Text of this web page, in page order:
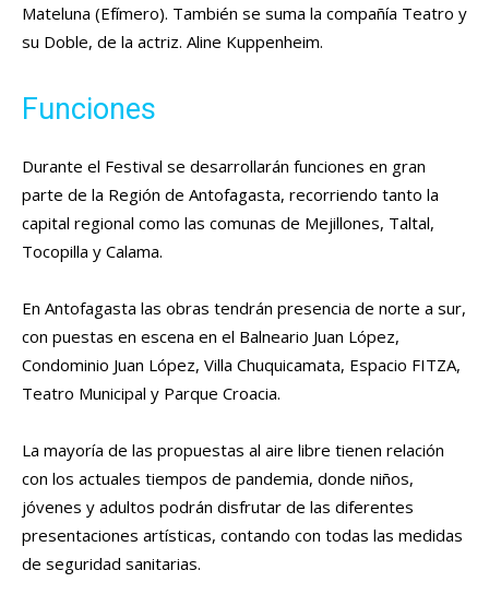
Mateluna (Efímero). También se suma la compañía Teatro y
su Doble, de la actriz. Aline Kuppenheim.
Funciones
Durante el Festival se desarrollarán funciones en gran
parte de la Región de Antofagasta, recorriendo tanto la
capital regional como las comunas de Mejillones, Taltal,
Tocopilla y Calama.
En Antofagasta las obras tendrán presencia de norte a sur,
con puestas en escena en el Balneario Juan López,
Condominio Juan López, Villa Chuquicamata, Espacio FITZA,
Teatro Municipal y Parque Croacia.
La mayoría de las propuestas al aire libre tienen relación
con los actuales tiempos de pandemia, donde niños,
jóvenes y adultos podrán disfrutar de las diferentes
presentaciones artísticas, contando con todas las medidas
de seguridad sanitarias.